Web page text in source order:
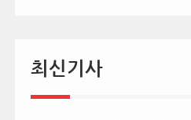
최신기사